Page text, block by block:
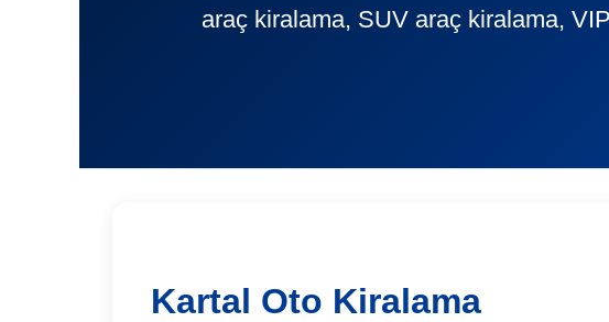
araç kiralama, SUV araç kiralama,
Kartal Oto Kiralama